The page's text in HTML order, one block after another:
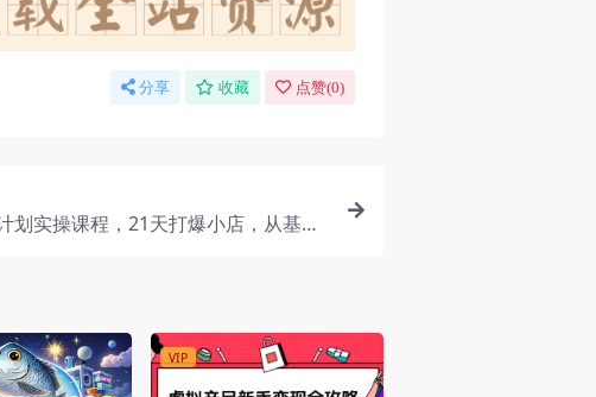
分享 收藏 点赞(0)
划实操课程，21天打爆小店，从基础
VIP